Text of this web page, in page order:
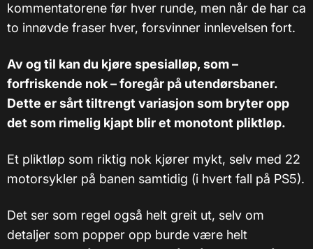
kommentatorene før hver runde, men når de har ca
to innøvde fraser hver, forsvinner innlevelsen fort.
Av og til kan du kjøre spesialløp, som –
forfriskende nok – foregår på utendørsbaner.
Dette er sårt tiltrengt variasjon som bryter opp
det som rimelig kjapt blir et monotont pliktløp.
Et pliktløp som riktig nok kjører mykt, selv med 22
motorsykler på banen samtidig (i hvert fall på PS5).
Det ser som regel også helt greit ut, selv om
detaljer som popper opp burde være helt